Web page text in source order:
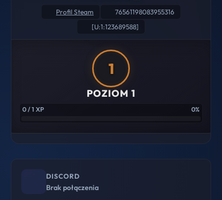
Profil Steam
76561198083955316
[U:1:123689588]
1
POZIOM 1
0 / 1 XP 0%
DISCORD
Brak połączenia